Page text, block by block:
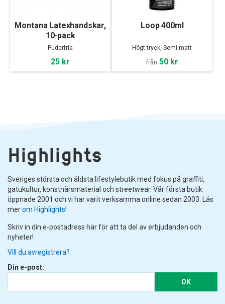
Montana Latexhandskar,
10-pack
Puderfria
25 kr
Loop 400ml
Högt tryck, Semi-matt
från 50 kr
Highlights
Sveriges största och äldsta lifestylebutik med fokus på graffiti,
gatukultur, konstnärsmaterial och streetwear. Vår första butik
öppnade 2001 och vi har varit verksamma online sedan 2003. Läs
merom Highlights!
Skriv in din e-postadress här för att ta del av erbjudanden och
nyheter!
Vill du avregistrera?
Din e-post:
OK